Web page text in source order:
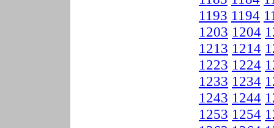
1193 1194
1203 1204
1213 1214
1223 1224
1233 1234
1243 1244
1253 1254